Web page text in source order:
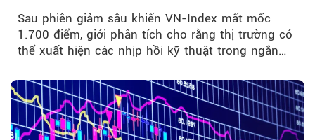
Sau phiên giảm sâu khiến VN-Index mất mốc
1.700 điểm, giới phân tích cho rằng thị trường có
thể xuất hiện các nhịp hồi kỹ thuật trong ngắn